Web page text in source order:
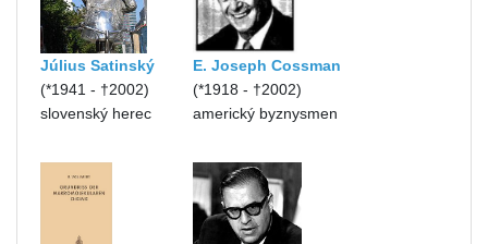
Július Satinský
(*1941 - †2002)
slovenský herec
E. Joseph Cossman
(*1918 - †2002)
americký byznysmen